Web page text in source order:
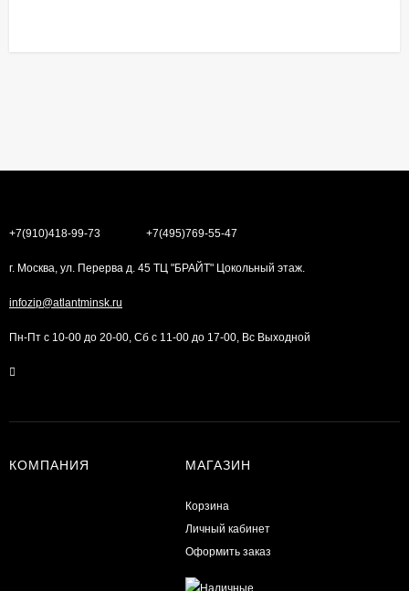
+7(910)418-99-73 +7(495)769-55-47
г. Москва, ул. Перерва д. 45 ТЦ "БРАЙТ" Цокольный этаж.
infozip@atlantminsk.ru
Пн-Пт с 10-00 до 20-00, Сб с 11-00 до 17-00, Вс Выходной
КОМПАНИЯ МАГАЗИН
Корзина
Личный кабинет
Оформить заказ